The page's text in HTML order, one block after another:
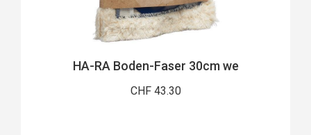
HA-RA Boden-Faser 30cm we
CHF 43.30